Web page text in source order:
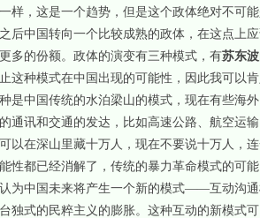
样，这是一个趋势，但是这个政体绝对不可
后中国转向一个比较成熟的政体，在这点上
多的份额。政体的演变有三种模式，有苏东波
这种模式在中国出现的可能性，因此我可以
是中国传统的水泊梁山的模式，现在有些海
通讯和交通的发达，比如高速公路、航空运
以在深山里藏十万人，现在不要说十万人，
性都已经消解了，传统的暴力革命模式的可
为中国未来将产生一个新的模式——互动沟
独式的民粹主义的膨胀。这种互动的新模式